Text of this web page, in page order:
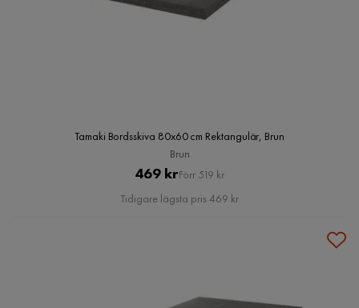
Tamaki Bordsskiva 80x60 cm Rektangulär, Brun
Brun
Pris
469 krOriginal
Pris
Förr 519 kr
Tidigare lägsta pris 469 kr